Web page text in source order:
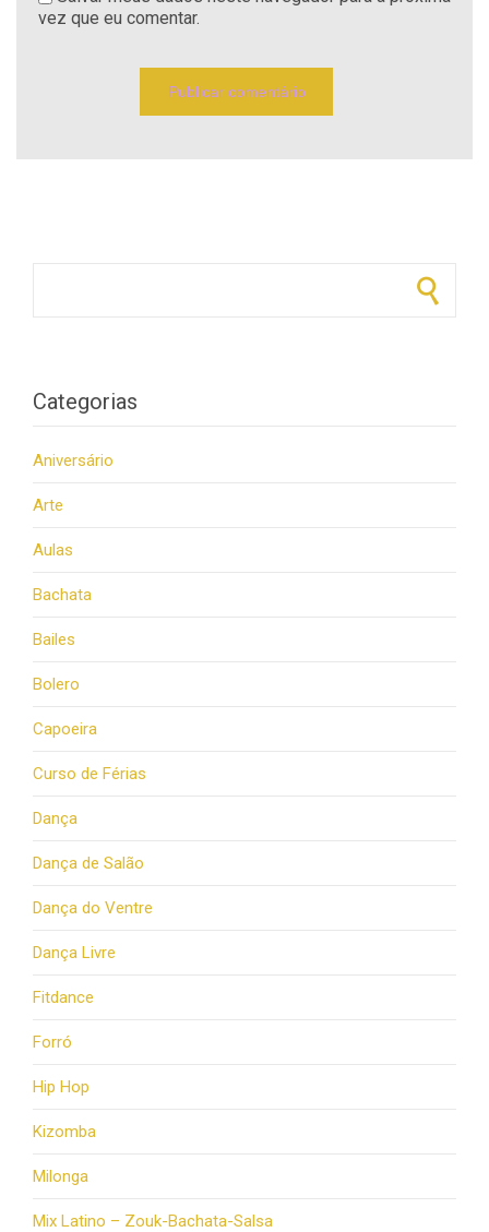
vez que eu comentar.
Categorias
Aniversário
Arte
Aulas
Bachata
Bailes
Bolero
Capoeira
Curso de Férias
Dança
Dança de Salão
Dança do Ventre
Dança Livre
Fitdance
Forró
Hip Hop
Kizomba
Milonga
Mix Latino – Zouk-Bachata-Salsa